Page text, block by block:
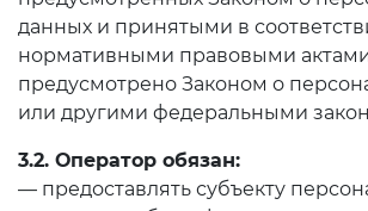
данных и принятыми в
нормативными правовыми
предусмотрено Законом о
или другими федеральными
3.2. Оператор обязан:
— предоставлять субъекту